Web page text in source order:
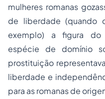
mulheres romanas
de liberdade (quando
exemplo) a figura do
espécie de domínio
prostituição
liberdade e
para as romanas de